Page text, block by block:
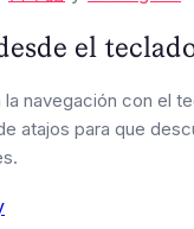
el
la navegación con el
atajos para que